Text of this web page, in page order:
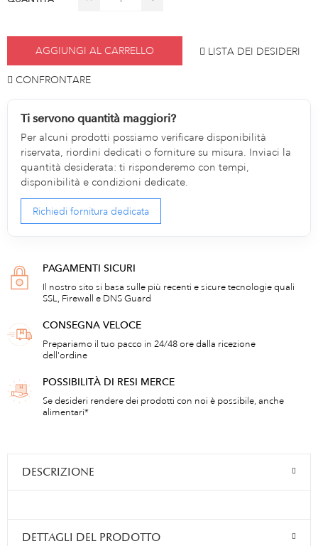
AGGIUNGI AL CARRELLO LISTA DEI DESIDERI
CONFRONTARE
Ti servono quantità maggiori?
Per alcuni prodotti possiamo verificare disponibilità
riservata, riordini dedicati o forniture su misura. Inviaci la
quantità desiderata: ti risponderemo con tempi,
disponibilità e condizioni dedicate.
Richiedi fornitura dedicata
PAGAMENTI SICURI
Il nostro sito si basa sulle più recenti e sicure tecnologie quali
SSL, Firewall e DNS Guard
CONSEGNA VELOCE
Prepariamo il tuo pacco in 24/48 ore dalla ricezione
dell'ordine
POSSIBILITÀ DI RESI MERCE
Se desideri rendere dei prodotti con noi è possibile, anche
alimentari*
DESCRIZIONE
DETTAGLI DEL PRODOTTO